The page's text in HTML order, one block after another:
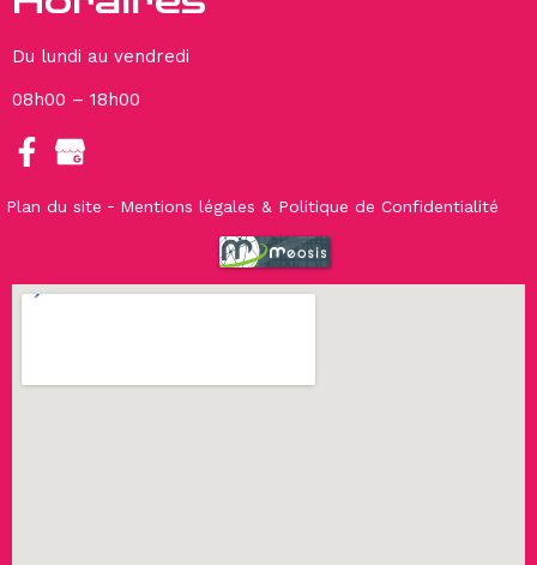
Du lundi au vendredi
08h00 – 18h00
Plan du site Mentions légales & Politique de Confidentialité